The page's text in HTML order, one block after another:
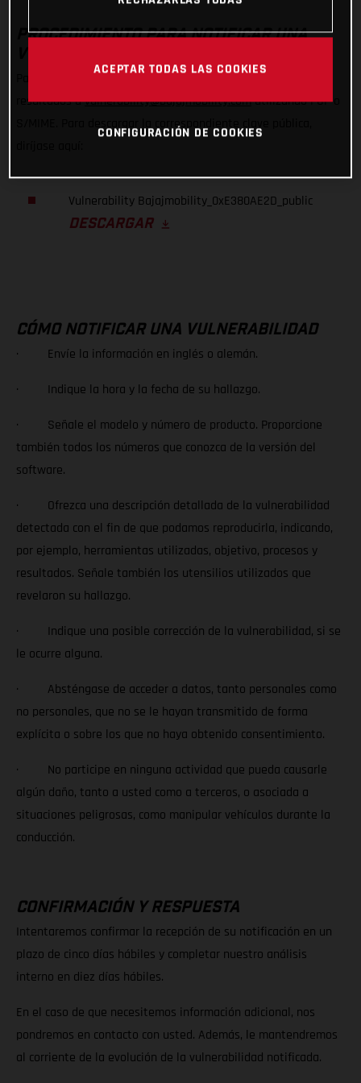
PROCEDIMIENTO PARA NOTIFICAR UNA
Para comunicarnos una posible vulnerabilidad, envíenos sus
resultados avulnerability@bajajmobility.comutilizando PGP o
S/MIME. Para descargar la correspondiente clave pública,
Vulnerability Bajajmobility_0xE380AE2D_public
DESCARGAR
CÓMO NOTIFICAR UNA VULNERABILIDAD
· Envíe la información en inglés o alemán.
· Indique la hora y la fecha de su hallazgo.
· Señale el modelo y número de producto. Proporcione
también todos los números que conozca de la versión del
software.
· Ofrezca una descripción detallada de la vulnerabilidad
detectada con el fin de que podamos reproducirla, indicando,
por ejemplo, herramientas utilizadas, objetivo, procesos y
resultados. Señale también los utensilios utilizados que
revelaron su hallazgo.
· Indique una posible corrección de la vulnerabilidad, si se
le ocurre alguna.
· Absténgase de acceder a datos, tanto personales como
no personales, que no se le hayan transmitido de forma
explícita o sobre los que no haya obtenido consentimiento.
· No participe en ninguna actividad que pueda causarle
algún daño, tanto a usted como a terceros, o asociada a
situaciones peligrosas, como manipular vehículos durante la
conducción.
CONFIRMACIÓN Y RESPUESTA
Intentaremos confirmar la recepción de su notificación en un
plazo de cinco días hábiles y completar nuestro análisis
interno en diez días hábiles.
En el caso de que necesitemos información adicional, nos
pondremos en contacto con usted. Además, le mantendremos
al corriente de la evolución de la vulnerabilidad notificada.
ACEPTAR TODAS LAS COOKIES
CONFIGURACIÓN DE COOKIES